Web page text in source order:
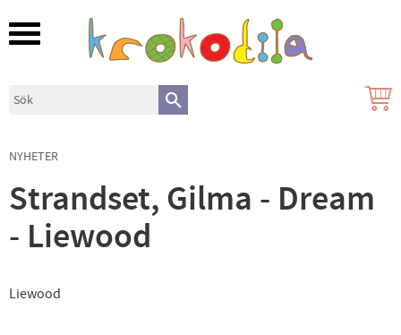
Meny
NYHETER
Strandset, Gilma - Dream
- Liewood
Liewood